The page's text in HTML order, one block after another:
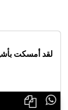
لقد أمسكت
